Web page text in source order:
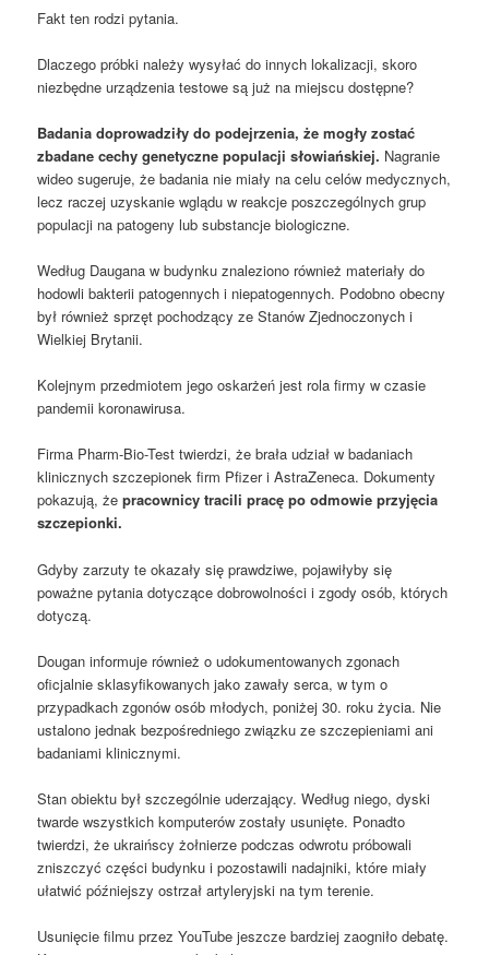
Fakt ten rodzi pytania.
Dlaczego próbki należy wysyłać do innych lokalizacji, skoro
niezbędne urządzenia testowe są już na miejscu dostępne?
Badania doprowadziły do ​​podejrzenia, że ​​mogły zostać
zbadane cechy genetyczne populacji słowiańskiej. Nagranie
wideo sugeruje, że badania nie miały na celu celów medycznych,
lecz raczej uzyskanie wglądu w reakcje poszczególnych grup
populacji na patogeny lub substancje biologiczne.
Według Daugana w budynku znaleziono również materiały do ​​
hodowli bakterii patogennych i niepatogennych. Podobno obecny
był również sprzęt pochodzący ze Stanów Zjednoczonych i
Wielkiej Brytanii.
Kolejnym przedmiotem jego oskarżeń jest rola firmy w czasie
pandemii koronawirusa.
Firma Pharm-Bio-Test twierdzi, że brała udział w badaniach
klinicznych szczepionek firm Pfizer i AstraZeneca. Dokumenty
pokazują, żepracownicy tracili pracę po odmowie przyjęcia
szczepionki.
Gdyby zarzuty te okazały się prawdziwe, pojawiłyby się
poważne pytania dotyczące dobrowolności i zgody osób, których
dotyczą.
Dougan informuje również o udokumentowanych zgonach
oficjalnie sklasyfikowanych jako zawały serca, w tym o
przypadkach zgonów osób młodych, poniżej 30. roku życia. Nie
ustalono jednak bezpośredniego związku ze szczepieniami ani
badaniami klinicznymi.
Stan obiektu był szczególnie uderzający. Według niego, dyski
twarde wszystkich komputerów zostały usunięte. Ponadto
twierdzi, że ukraińscy żołnierze podczas odwrotu próbowali
zniszczyć części budynku i pozostawili nadajniki, które miały
ułatwić późniejszy ostrzał artyleryjski na tym terenie.
Usunięcie filmu przez YouTube jeszcze bardziej zaogniło debatę.